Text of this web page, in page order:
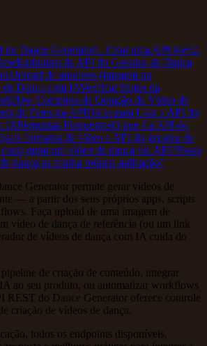
do Dance Generator1. Criar uma API Key2.
Endpoints da API do Gerador de Dança
Upload de arquivos (imagem ou
Dança com IAVerificar Status da
Completo de Geração de Vídeo de
de Erros da APIDicas para Usar a API do
IAPerguntas FrequentesO que é a API do
formatos de vídeo a API do gerador de
gerar um vídeo de dança via API?Posso
dança na minha própria aplicação?
Generator permite gerar vídeos de
— a partir dos seus próprios apps, scripts
Faça upload de uma imagem de
vídeo de dança de referência (ou um link
de vídeos de dança com IA cuida do
de criação de conteúdo, integrar
ao seu produto, ou automatizar workflows
REST do Dance Generator oferece controle
criação de vídeos de dança.
todos os endpoints disponíveis,